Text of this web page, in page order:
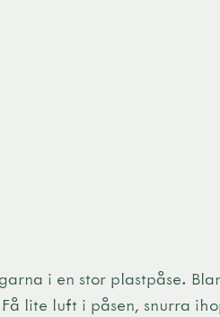
i en stor plastpåse.
lite luft i påsen, snurra